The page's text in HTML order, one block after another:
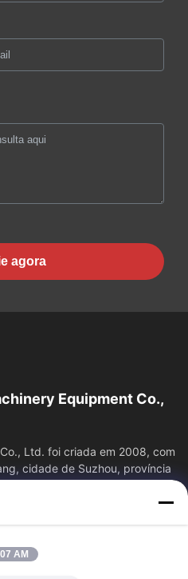
agora
Equipment Co.,
Ltd. foi criada em 2008, com
cidade de Suzhou, província
Quem Somos
AM